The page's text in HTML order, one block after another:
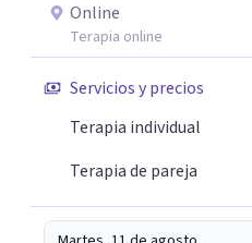
Online
Terapia online
Servicios y precios
Terapia individual
Terapia de pareja